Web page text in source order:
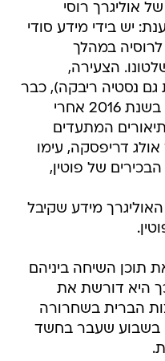
אוליגרך רוסי
יש בידי מידע סודי
במהלך
הצעירה,
גם נסטיה ריבקה), כבר
הייתה מעורבת בסקנדל אחר בשנת 2016 אחרי
המתעדים
אולג דריפסקה, עימו
הבכירים של פוטין,
מידע שקיבל
תוכן השיחה ביניהם
היא דורשת את
הברית בשחרורה
בשבוע שעבר בחשד